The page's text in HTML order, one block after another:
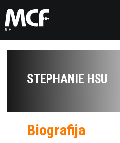
STEPHANIE HSU
Biografija